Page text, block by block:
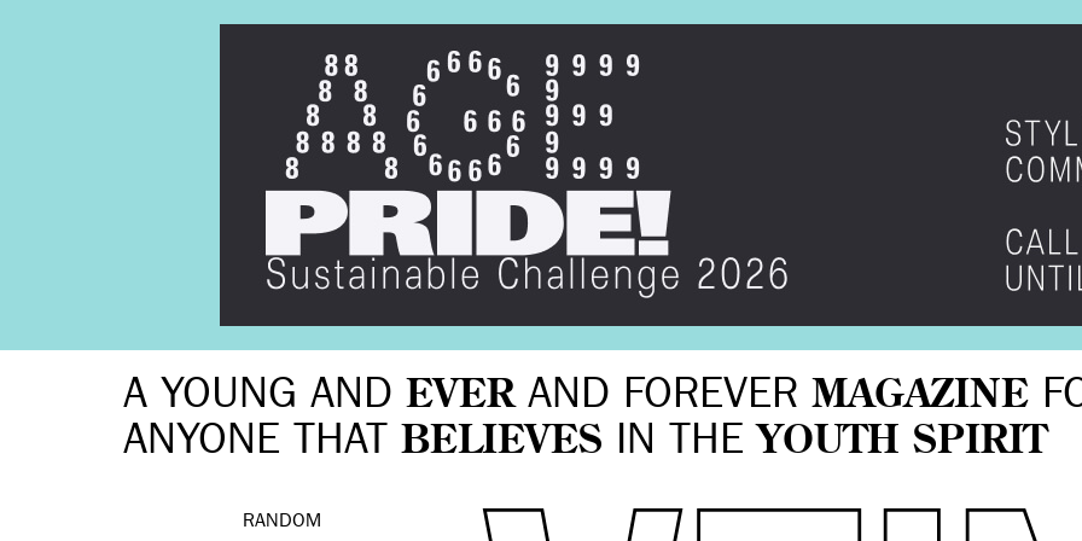
A YOUNG AND EVERAND FOREVER MAGAZINE
ANYONE THAT BELIEVES IN THE YOUTH SPIRIT
RANDOM